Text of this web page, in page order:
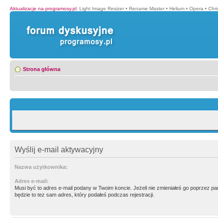
Aktualizacje na programosy.pl: Light Image Resizer • Rename Master • Helium • Opera •
Strona główna
Wyślij e-mail aktywacyjny
Nazwa użytkownika:
Adres e-mail:
Musi być to adres e-mail podany w Twoim koncie. Jeżeli nie zmieniałeś go poprzez
będzie to tez sam adres, który podałeś podczas rejestracji.